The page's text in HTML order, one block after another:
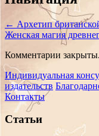
навигации
← Архетип
Женская магия
Комментарии закрыты.
Индивидуальная
издательств
Контакты
Статьи